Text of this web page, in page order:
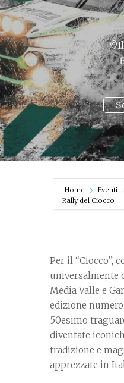
Home Eventi
Rally del Ciocco
Per il “Ciocco”,
universalmente
Media Valle e
edizione
50esimo
diventate
tradizione e
apprezzate in